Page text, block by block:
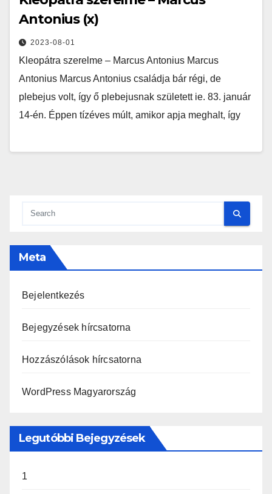
Antonius (x)
2023-08-01
Kleopátra szerelme – Marcus Antonius Marcus
Antonius Marcus Antonius családja bár régi, de
plebejus volt, így ő plebejusnak született ie. 83. január
14-én. Éppen tízéves múlt, amikor apja meghalt, így
Meta
Bejelentkezés
Bejegyzések hírcsatorna
Hozzászólások hírcsatorna
WordPress Magyarország
Legutóbbi Bejegyzések
1